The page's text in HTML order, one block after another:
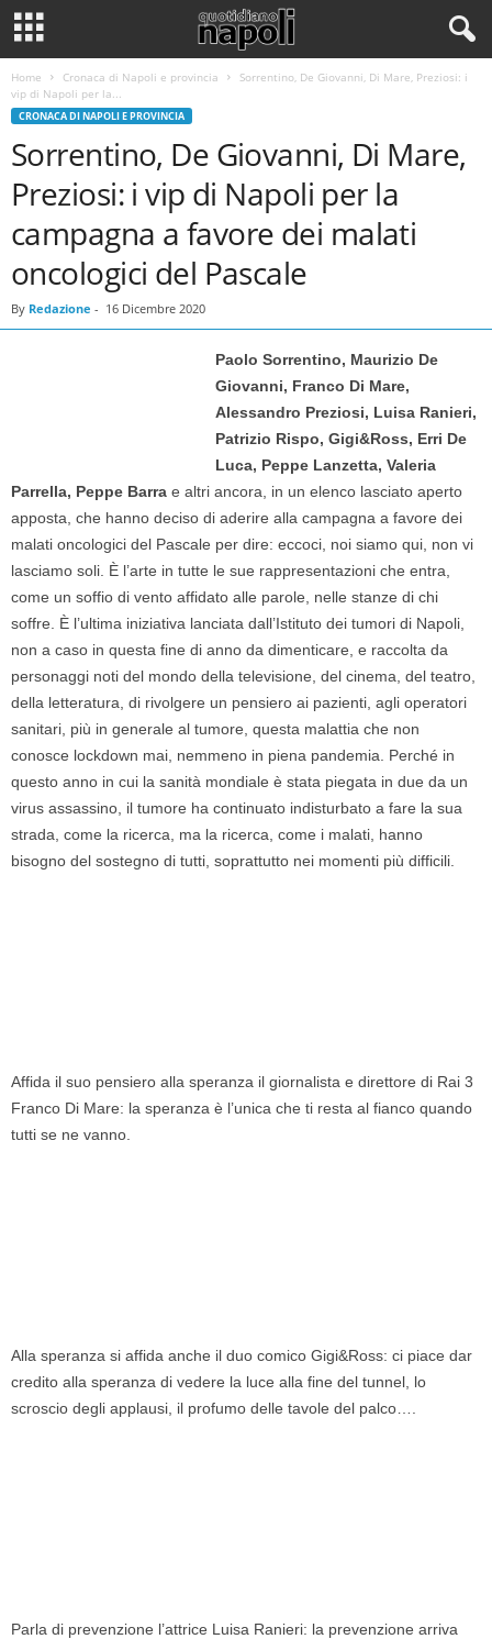
Home Cronaca di Napoli e provincia
Sorrentino, De Giovanni, Di Mare, Preziosi: i
vip di Napoli per la...
CRONACA DI NAPOLI E PROVINCIA
Sorrentino, De Giovanni, Di Mare,
Preziosi: i vip di Napoli per la
campagna a favore dei malati
oncologici del Pascale
By Redazione - 16 Dicembre 2020
Paolo Sorrentino, Maurizio De
Giovanni, Franco Di Mare,
Alessandro Preziosi, Luisa Ranieri,
Patrizio Rispo, Gigi&Ross, Erri De
Luca, Peppe Lanzetta, Valeria
Parrella, Peppe Barra e altri ancora, in un elenco lasciato aperto
apposta, che hanno deciso di aderire alla campagna a favore dei
malati oncologici del Pascale per dire: eccoci, noi siamo qui, non vi
lasciamo soli. È l’arte in tutte le sue rappresentazioni che entra,
come un soffio di vento affidato alle parole, nelle stanze di chi
soffre. È l’ultima iniziativa lanciata dall’Istituto dei tumori di Napoli,
non a caso in questa fine di anno da dimenticare, e raccolta da
personaggi noti del mondo della televisione, del cinema, del teatro,
della letteratura, di rivolgere un pensiero ai pazienti, agli operatori
sanitari, più in generale al tumore, questa malattia che non
conosce lockdown mai, nemmeno in piena pandemia. Perché in
questo anno in cui la sanità mondiale è stata piegata in due da un
virus assassino, il tumore ha continuato indisturbato a fare la sua
strada, come la ricerca, ma la ricerca, come i malati, hanno
bisogno del sostegno di tutti, soprattutto nei momenti più difficili.
Affida il suo pensiero alla speranza il giornalista e direttore di Rai 3
Franco Di Mare: la speranza è l’unica che ti resta al fianco quando
tutti se ne vanno.
Alla speranza si affida anche il duo comico Gigi&Ross: ci piace dar
credito alla speranza di vedere la luce alla fine del tunnel, lo
scroscio degli applausi, il profumo delle tavole del palco….
Parla di prevenzione l’attrice Luisa Ranieri: la prevenzione arriva